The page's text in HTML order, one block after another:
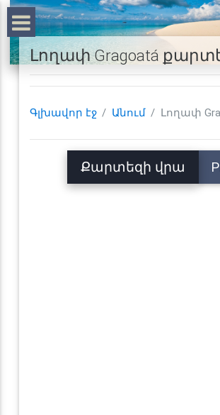
Լողափ Gragoatá
Գլխավոր էջ Անում Լողափ
Քարտեզի վրա